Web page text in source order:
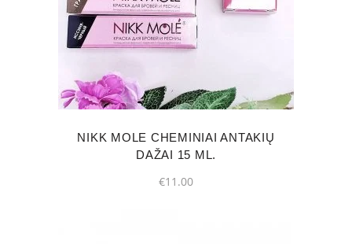
product
has
multiple
options
be
chosen
on
NIKK MOLE CHEMINIAI ANTAKIŲ
DAŽAI 15 ML.
€11.00